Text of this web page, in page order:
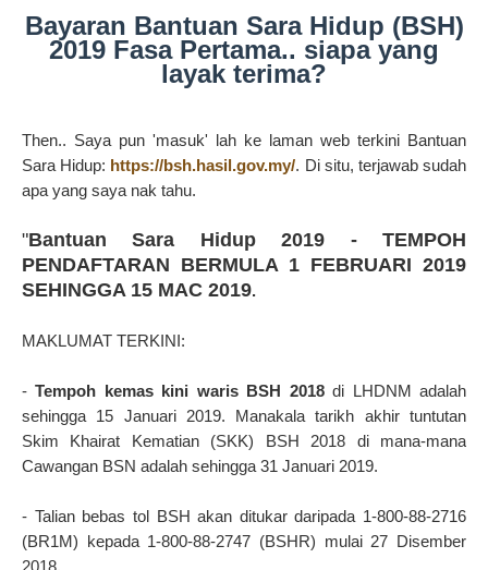
Bayaran Bantuan Sara Hidup (BSH)
2019 Fasa Pertama.. siapa yang
layak terima?
Then.. Saya pun 'masuk' lah ke laman web terkini Bantuan
Sara Hidup: https://bsh.hasil.gov.my/. Di situ, terjawab sudah
apa yang saya nak tahu.
"Bantuan Sara Hidup 2019 - TEMPOH
PENDAFTARAN BERMULA 1 FEBRUARI 2019
SEHINGGA 15 MAC 2019.
MAKLUMAT TERKINI:
-Tempoh kemas kini waris BSH 2018di LHDNM adalah
sehingga 15 Januari 2019. Manakala tarikh akhir tuntutan
Skim Khairat Kematian (SKK) BSH 2018 di mana-mana
Cawangan BSN adalah sehingga 31 Januari 2019.
- Talian bebas tol BSH akan ditukar daripada 1-800-88-2716
(BR1M) kepada 1-800-88-2747 (BSHR) mulai 27 Disember